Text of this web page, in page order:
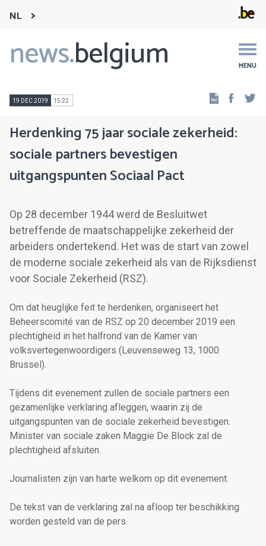
NL
news.belgium MENU
Main
navigation
19 DEC 2019 15:22
Herdenking 75 jaar sociale zekerheid:
sociale partners bevestigen
uitgangspunten Sociaal Pact
Op 28 december 1944 werd de Besluitwet
betreffende de maatschappelijke zekerheid der
arbeiders ondertekend. Het was de start van zowel
de moderne sociale zekerheid als van de Rijksdienst
voor Sociale Zekerheid (RSZ).
Om dat heuglijke feit te herdenken, organiseert het
Beheerscomité van de RSZ op 20 december 2019 een
plechtigheid in het halfrond van de Kamer van
volksvertegenwoordigers (Leuvenseweg 13, 1000
Brussel).
Tijdens dit evenement zullen de sociale partners een
gezamenlijke verklaring afleggen, waarin zij de
uitgangspunten van de sociale zekerheid bevestigen.
Minister van sociale zaken Maggie De Block zal de
plechtigheid afsluiten.
Journalisten zijn van harte welkom op dit evenement.
De tekst van de verklaring zal na afloop ter beschikking
worden gesteld van de pers.